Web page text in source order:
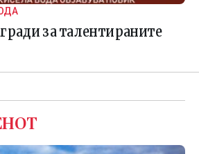
за талентираните